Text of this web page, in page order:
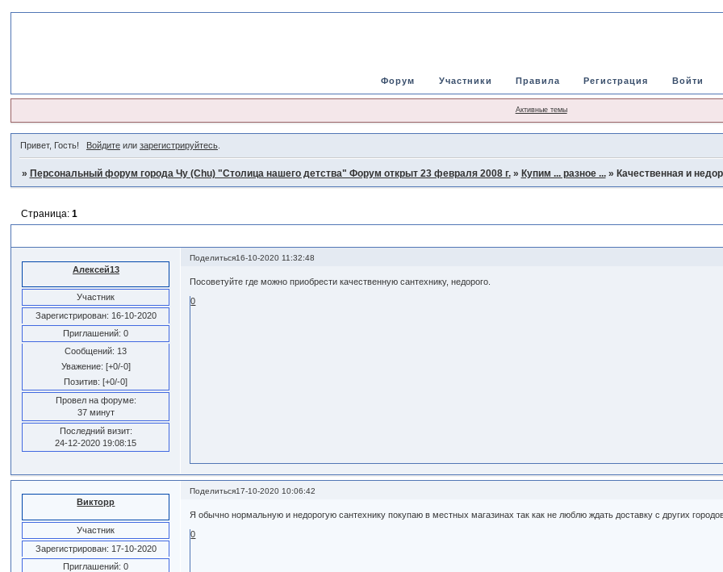
Форум Участники Правила Регистрация Войти
Активные темы
Привет, Гость! Войдитеили зарегистрируйтесь.
» Персональный форум города Чу (Chu) "Столица нашего детства" Форум открыт 23 февраля 2008 г. » Купим ... разное ... » Качественная и
Страница: 1
Поделиться16-10-2020 11:32:48
Алексей13
Участник
Зарегистрирован: 16-10-2020
Приглашений: 0
Сообщений: 13
Уважение: [+0/-0]
Позитив: [+0/-0]
Провел на форуме:
37 минут
Последний визит:
24-12-2020 19:08:15
Посоветуйте где можно приобрести качественную сантехнику, недорого.
0
Поделиться17-10-2020 10:06:42
Викторр
Участник
Зарегистрирован: 17-10-2020
Приглашений: 0
Я обычно нормальную и недорогую сантехнику покупаю в местных магазинах так как не люблю ждать доставку с других
0